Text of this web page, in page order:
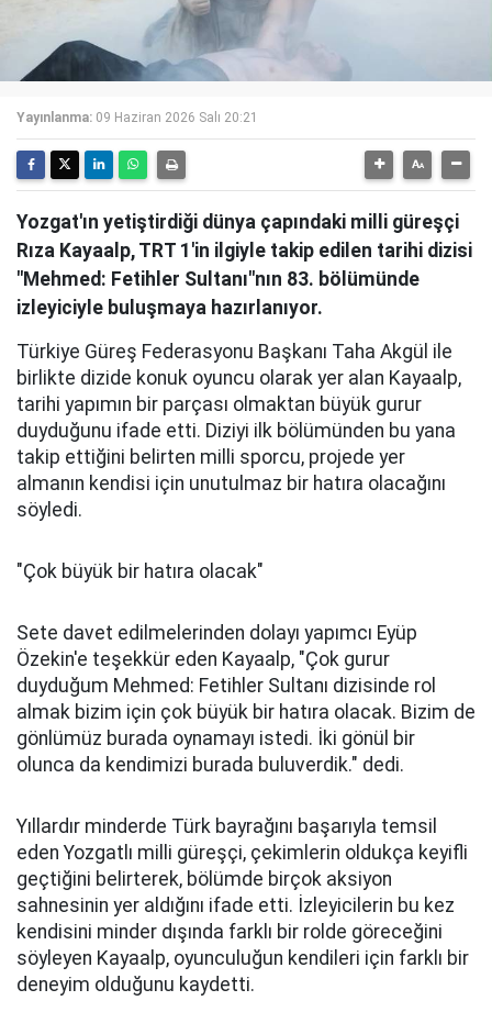
Yayınlanma: 09 Haziran 2026 Salı 20:21
Yozgat'ın yetiştirdiği dünya çapındaki milli güreşçi
Rıza Kayaalp, TRT 1'in ilgiyle takip edilen tarihi dizisi
"Mehmed: Fetihler Sultanı"nın 83. bölümünde
izleyiciyle buluşmaya hazırlanıyor.
Türkiye Güreş Federasyonu Başkanı Taha Akgül ile
birlikte dizide konuk oyuncu olarak yer alan Kayaalp,
tarihi yapımın bir parçası olmaktan büyük gurur
duyduğunu ifade etti. Diziyi ilk bölümünden bu yana
takip ettiğini belirten milli sporcu, projede yer
almanın kendisi için unutulmaz bir hatıra olacağını
söyledi.
"Çok büyük bir hatıra olacak"
Sete davet edilmelerinden dolayı yapımcı Eyüp
Özekin'e teşekkür eden Kayaalp, "Çok gurur
duyduğum Mehmed: Fetihler Sultanı dizisinde rol
almak bizim için çok büyük bir hatıra olacak. Bizim de
gönlümüz burada oynamayı istedi. İki gönül bir
olunca da kendimizi burada buluverdik." dedi.
Yıllardır minderde Türk bayrağını başarıyla temsil
eden Yozgatlı milli güreşçi, çekimlerin oldukça keyifli
geçtiğini belirterek, bölümde birçok aksiyon
sahnesinin yer aldığını ifade etti. İzleyicilerin bu kez
kendisini minder dışında farklı bir rolde göreceğini
söyleyen Kayaalp, oyunculuğun kendileri için farklı bir
deneyim olduğunu kaydetti.